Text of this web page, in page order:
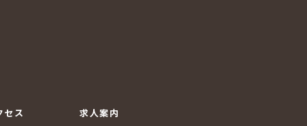
セス 求人案内